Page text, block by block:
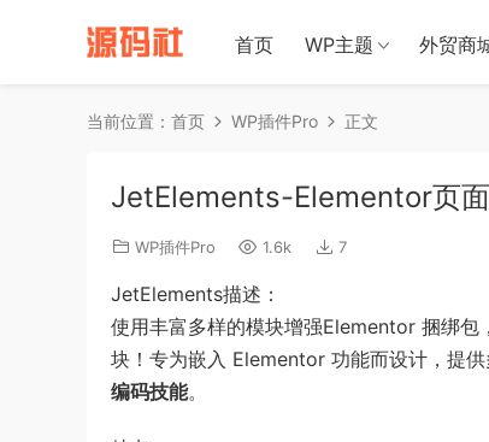
首页 WP主题 外贸商
当前位置： 首页 WP插件Pro 正文
JetElements-Elementor页
WP插件Pro 1.6k 7
JetElements描述：
使用丰富多样的模块增强Elementor 捆绑
块！专为嵌入 Elementor 功能而设计，提
编码技能。